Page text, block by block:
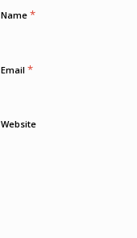
Name *
Email *
Website